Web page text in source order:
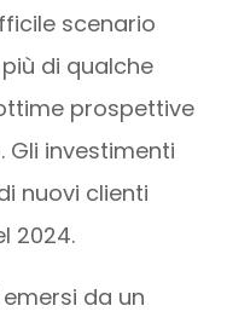
scenario
di qualche
prospettive
Gli investimenti
nuovi clienti
2024.
da un